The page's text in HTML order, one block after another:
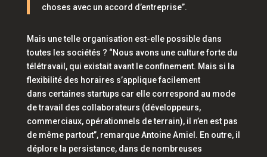
choses avec un accord d’entreprise”.
Mais une telle organisation est-elle possible dans
toutes les sociétés ? “Nous avons une culture forte du
télétravail, qui existait avant le confinement. Mais si la
flexibilité des horaires s’applique facilement
dans certaines startups car elle correspond au mode
de travail des collaborateurs (développeurs,
commerciaux, opérationnels de terrain), il n’en est pas
de même partout”,remarque Antoine Amiel. En outre, il
déplore la persistance, dans de nombreuses